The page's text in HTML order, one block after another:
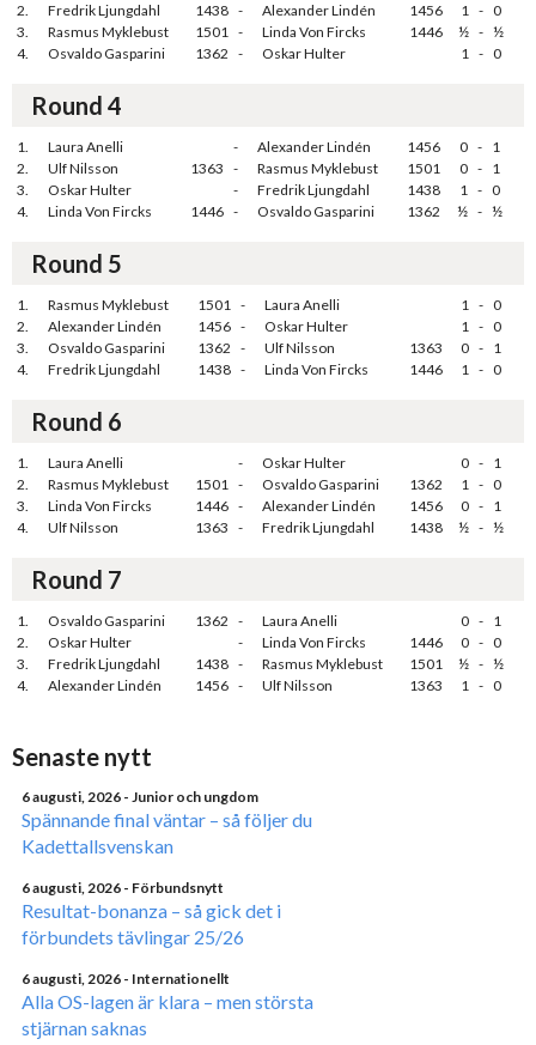
2.
Fredrik Ljungdahl 1438 - Alexander Lindén 1456 1 - 0
3.
Rasmus Myklebust 1501 - Linda Von Fircks 1446 ½ - ½
4.
Osvaldo Gasparini 1362 - Oskar Hulter 1 - 0
Round 4
1. Laura Anelli - Alexander Lindén 1456 0 - 1
2.
Ulf Nilsson 1363 - Rasmus Myklebust 1501 0 - 1
3.
Oskar Hulter - Fredrik Ljungdahl 1438 1 - 0
4.
Linda Von Fircks 1446 - Osvaldo Gasparini 1362 ½ - ½
Round 5
1. Rasmus Myklebust 1501 - Laura Anelli 1 - 0
2.
Alexander Lindén 1456 - Oskar Hulter 1 - 0
3.
Osvaldo Gasparini 1362 - Ulf Nilsson 1363 0 - 1
4.
Fredrik Ljungdahl 1438 - Linda Von Fircks 1446 1 - 0
Round 6
1. Laura Anelli - Oskar Hulter 0 - 1
2.
Rasmus Myklebust 1501 - Osvaldo Gasparini 1362 1 - 0
3.
Linda Von Fircks 1446 - Alexander Lindén 1456 0 - 1
4.
Ulf Nilsson 1363 - Fredrik Ljungdahl 1438 ½ - ½
Round 7
1. Osvaldo Gasparini 1362 - Laura Anelli 0 - 1
2.
Oskar Hulter - Linda Von Fircks 1446 0 - 0
3.
Fredrik Ljungdahl 1438 - Rasmus Myklebust 1501 ½ - ½
4.
Alexander Lindén 1456 - Ulf Nilsson 1363 1 - 0
Senaste nytt
6 augusti, 2026 - Junior och ungdom
Spännande final väntar – så följer du
Kadettallsvenskan
6 augusti, 2026 - Förbundsnytt
Resultat-bonanza – så gick det i
förbundets tävlingar 25/26
6 augusti, 2026 - Internationellt
Alla OS-lagen är klara – men största
stjärnan saknas